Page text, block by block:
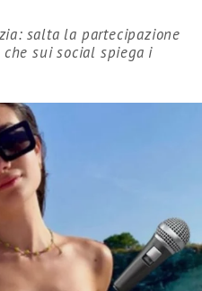
salta la partecipazione
sui social spiega i